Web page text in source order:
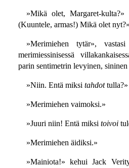
»Mikä olet, Margaret-
(Kuuntele, armas!) Mikä olet nyt?»
»Merimiehen tytär», vastasi
merimiessinisessä
parin sentimetrin levyinen, sininen
»Niin. Entä miksi tahdottulla?»
»Merimiehen vaimoksi.»
»Juuri niin! Entä miksi toivoi
»Merimiehen äidiksi.»
»Mainiota!» kehui Jack